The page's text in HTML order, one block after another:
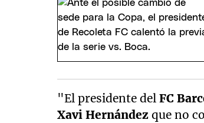
"El presidente delFC
Xavi Hernández que no